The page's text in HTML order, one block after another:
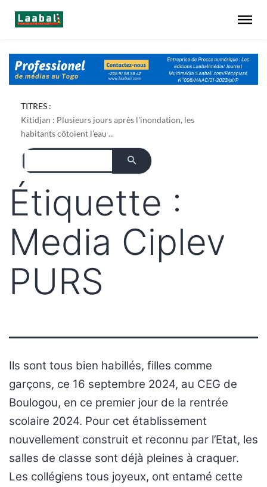
TITRES :
Kitidjan : Plusieurs jours après l'inondation, les
habitants côtoient l’eau ...
Étiquette :
Media Ciplev
PURS
Ils sont tous bien habillés, filles comme
garçons, ce 16 septembre 2024, au CEG de
Boulogou, en ce premier jour de la rentrée
scolaire 2024. Pour cet établissement
nouvellement construit et reconnu par l’Etat, les
salles de classe sont déjà pleines à craquer.
Les collégiens tous joyeux, ont entamé cette